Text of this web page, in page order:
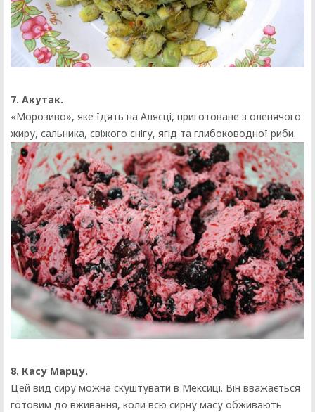
7. Акутак.
«Морозиво», яке їдять на Алясці, приготоване з оленячого
жиру, сальника, свіжого снігу, ягід та глибоководної риби.
8. Касу Марцу.
Цей вид сиру можна скуштувати в Мексиці. Він вважається
готовим до вживання, коли всю сирну масу обживають